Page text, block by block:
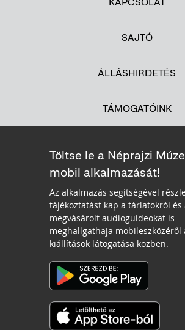
SAJTÓ
ÁLLÁSHIRDETÉS
TÁMOGATÓINK
Töltse le a Néprajzi
mobil alkalmazását!
Az alkalmazás segítségével
tájékoztatást kap a tárlatokról és
megvásárolt audioguideokat is
meghallgathaja mobileszközéről
kiállítások látogatása közben.